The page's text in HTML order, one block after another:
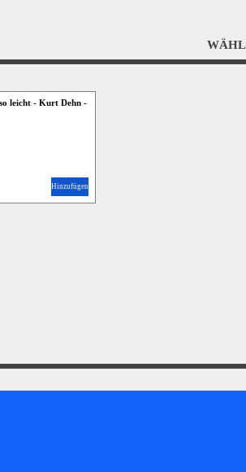
leicht - Kurt Dehn -
Hinzufügen